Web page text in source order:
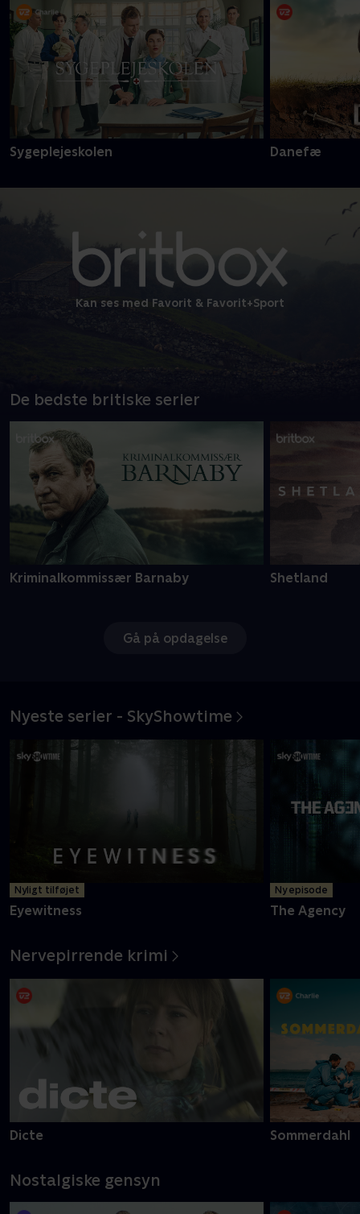
Sygeplejeskolen Danefæ
Kan ses med Favorit & Favorit+Sport
De bedste britiske serier
Kriminalkommissær Barnaby Shetland
Gå på opdagelse
Nyeste serier - SkyShowtime
Nyligt tilføjet
Eyewitness
Ny episode
The Agency
Nervepirrende krimi
Dicte Sommerdahl
Nostalgiske gensyn